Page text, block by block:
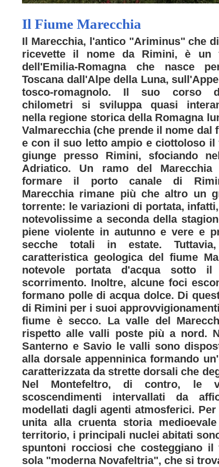
Il Fiume Marecchia
Il Marecchia, l'antico "Ariminus" che
ricevette il nome da Rimini, è un
dell'Emilia-Romagna che nasce
Toscana dall'Alpe della Luna,
tosco-romagnolo. Il suo corso
chilometri si sviluppa quasi
nella regione storica della Romagna
Valmarecchia (che prende il nome dal
e con il suo letto ampio e ciottoloso il
giunge presso Rimini, sfociando
Adriatico. Un ramo del
formare il porto canale di
Marecchia rimane più che altro un
torrente: le variazioni di portata,
notevolissime a seconda della
piene violente in autunno e vere e
secche totali in estate.
caratteristica geologica del fiume
notevole portata d'acqua sotto
scorrimento. Inoltre, alcune foci
formano polle di acqua dolce. Di
di Rimini per i suoi
fiume è secco. La valle del
rispetto alle valli poste più a nord.
Santerno e Savio le valli sono
alla dorsale appenninica formando
caratterizzata da strette dorsali che
Nel Montefeltro, di contro, le
scoscendimenti intervallati da
modellati dagli agenti atmosferici.
unita alla cruenta storia
territorio, i principali nuclei abitati
spuntoni rocciosi che costeggiano il
sola "moderna Novafeltria", che si